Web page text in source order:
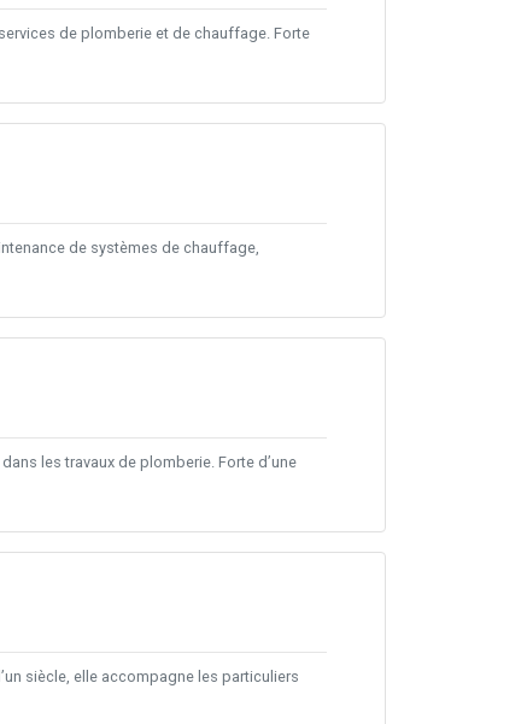
de plomberie et de chauffage. Forte
de systèmes de chauffage,
les travaux de plomberie. Forte d’une
siècle, elle accompagne les particuliers